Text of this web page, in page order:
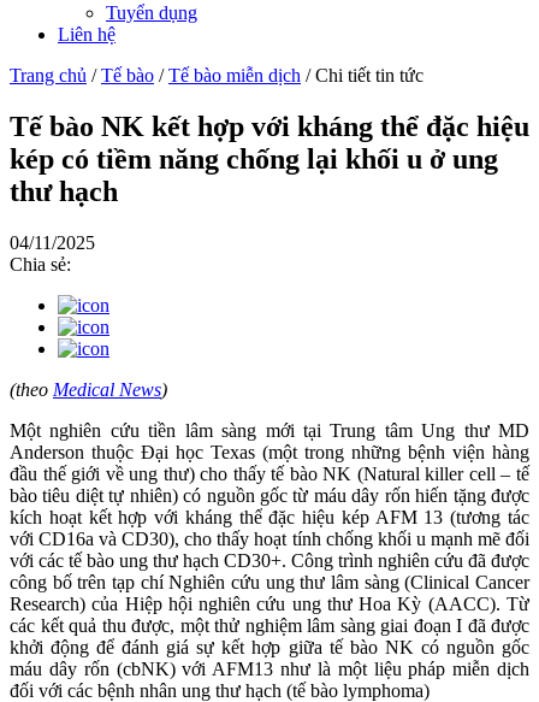
Tuyển dụng
Liên hệ
Trang chủ /Tế bào /Tế bào miễn dịch /Chi tiết tin tức
Tế bào NK kết hợp với kháng thể đặc hiệu
kép có tiềm năng chống lại khối u ở ung
thư hạch
04/11/2025
Chia sẻ:
(theo Medical News)
Một nghiên cứu tiền lâm sàng mới tại Trung tâm Ung thư MD
Anderson thuộc Đại học Texas (một trong những bệnh viện hàng
đầu thế giới về ung thư) cho thấy tế bào NK (Natural killer cell – tế
bào tiêu diệt tự nhiên) có nguồn gốc từ máu dây rốn hiến tặng được
kích hoạt kết hợp với kháng thể đặc hiệu kép AFM 13 (tương tác
với CD16a và CD30), cho thấy hoạt tính chống khối u mạnh mẽ đối
với các tế bào ung thư hạch CD30+. Công trình nghiên cứu đã được
công bố trên tạp chí Nghiên cứu ung thư lâm sàng (Clinical Cancer
Research) của Hiệp hội nghiên cứu ung thư Hoa Kỳ (AACC). Từ
các kết quả thu được, một thử nghiệm lâm sàng giai đoạn I đã được
khởi động để đánh giá sự kết hợp giữa tế bào NK có nguồn gốc
máu dây rốn (cbNK) với AFM13 như là một liệu pháp miễn dịch
đối với các bệnh nhân ung thư hạch (tế bào lymphoma)